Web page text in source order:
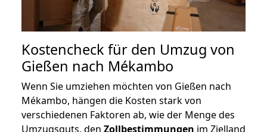
Kostencheck für den Umzug von
Gießen nach Mékambo
Wenn Sie umziehen möchten von Gießen nach
Mékambo, hängen die Kosten stark von
verschiedenen Faktoren ab, wie der Menge des
Umzugsguts, den Zollbestimmungen im Zielland